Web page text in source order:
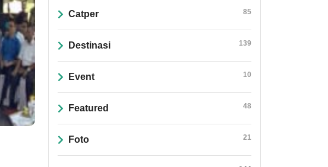
Catper 85
Destinasi 139
Event 10
Featured 48
Foto 21